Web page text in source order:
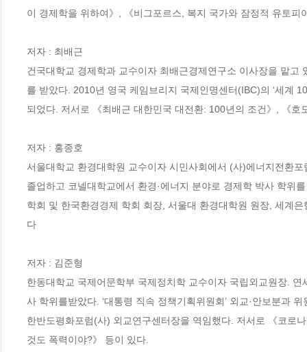
이 경제학을 위하여》, 《비그포르스, 복지 국가와 잠정적 유토피
저자 : 최배근
건국대학교 경제학과 교수이자 최배근경제연구소 이사장을 맡
를 받았다. 2010년 영국 케임브리지 국제인명센터(IBC)의 ‘세계
되었다. 저서로 《최배근 대한민국 대전환: 100년의 조건》, 《
저자 : 홍종호
서울대학교 환경대학원 교수이자 시민사회에서 (사)에너지전환
졸업하고 코넬대학교에서 환경·에너지 분야로 경제학 박사 학위
학회 및 한국환경경제 학회 회장, 서울대 환경대학원 원장, 세계
다
저자 : 김준형
한동대학교 국제어문학부 국제정치학 교수이자 국립외교원장.
사 학위를받았다. ‘대통령 직속 정책기획위원회’ 외교·안보분과
한반도평화포럼(사) 외교연구센터장을 역임했다. 저서로 《코로
것도 폭력이야?》 등이 있다.